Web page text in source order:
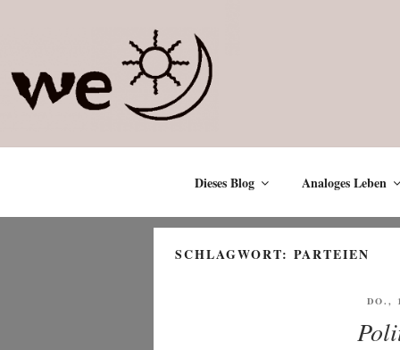
Dieses Blog Analoges Leben
SCHLAGWORT: PARTEIEN
DO.,